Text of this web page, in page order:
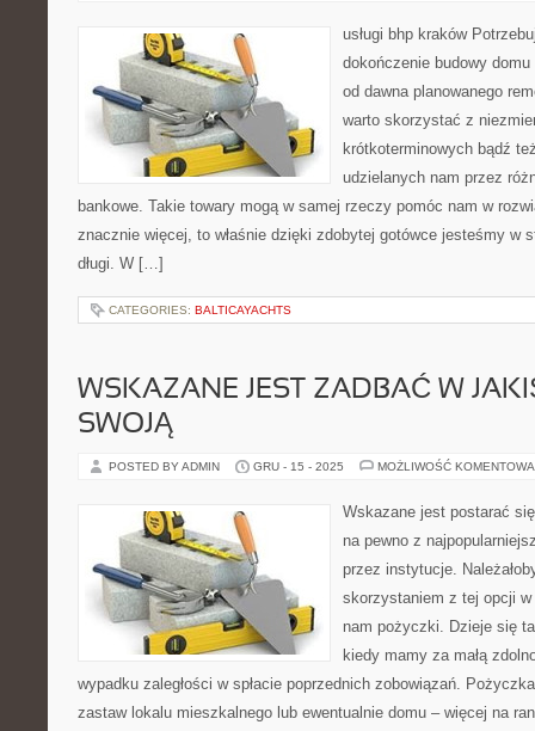
usługi bhp kraków
dokończenie budowy
od dawna planowanego
warto skorzystać z
krótkoterminowych bądź
udzielanych nam przez
bankowe. Takie towary mogą w samej rzeczy pomóc nam w
znacznie więcej, to właśnie dzięki zdobytej gotówce jesteśmy w
długi. W […]
CATEGORIES: BALTICAYACHTS
WSKAZANE JEST ZADBAĆ W
SWOJĄ
POSTED BY ADMIN GRU - 15 - 2025 MOŻLIWOŚĆ
Wskazane jest postarać
na pewno z
przez instytucje.
skorzystaniem z tej opcji w
nam pożyczki. Dzieje się
kiedy mamy za małą
wypadku zaległości w spłacie poprzednich zobowiązań.
zastaw lokalu mieszkalnego lub ewentualnie domu – więcej na